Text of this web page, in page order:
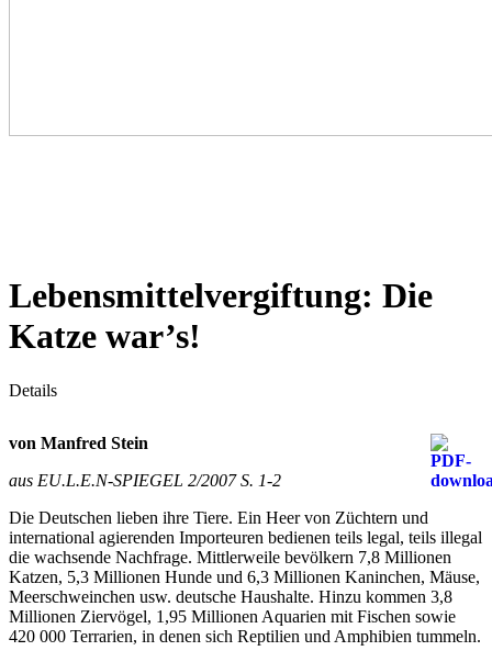
Lebensmittelvergiftung: Die
Katze war’s!
Details
von Manfred Stein
aus EU.L.E.N-SPIEGEL 2/2007 S. 1-2
Die Deutschen lieben ihre Tiere. Ein Heer von Züchtern und
international agierenden Importeuren bedienen teils legal, teils illegal
die wachsende Nachfrage. Mittlerweile bevölkern 7,8 Millionen
Katzen, 5,3 Millionen Hunde und 6,3 Millionen Kaninchen, Mäuse,
Meerschweinchen usw. deutsche Haushalte. Hinzu kommen 3,8
Millionen Ziervögel, 1,95 Millionen Aquarien mit Fischen sowie
420 000 Terrarien, in denen sich Reptilien und Amphibien tummeln.